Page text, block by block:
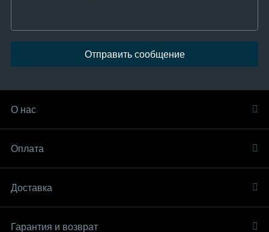
Отправить сообщение
О нас
Оплата
Доставка
Гарантия и возврат